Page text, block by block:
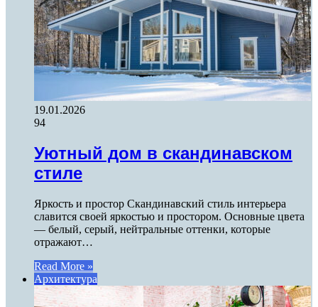
19.01.2026
94
Уютный дом в скандинавском
стиле
Яркость и простор Скандинавский стиль интерьера
славится своей яркостью и простором. Основные цвета
— белый, серый, нейтральные оттенки, которые
отражают…
Read More »
Архитектура